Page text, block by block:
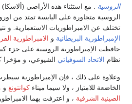
الروسية . مع استثناء هذه الأراضي
الروسية متجاورة على اليابسة تمتد من
تختلف عن الامبراطوريات الاستعمارية. و
الإمبراطورية البريطانية و الامبراطورية
حافظت الإمبراطورية الروسية على جزء
نظام الاتحاد السوفياتي الشيوعي، و
وعلاوة على ذلك ، فإن الإمبراطورية
الخاضعة للامتياز ، ولا سيما ميناء كوانتونغ و
الصينية الشرقية ، و اعترفت بهما